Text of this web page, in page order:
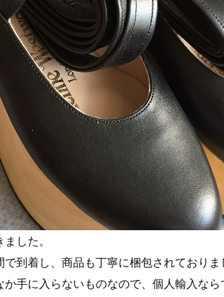
した。
到着し、商品も丁寧に梱包されておりま
か手に入らないものなので、個人輸入な